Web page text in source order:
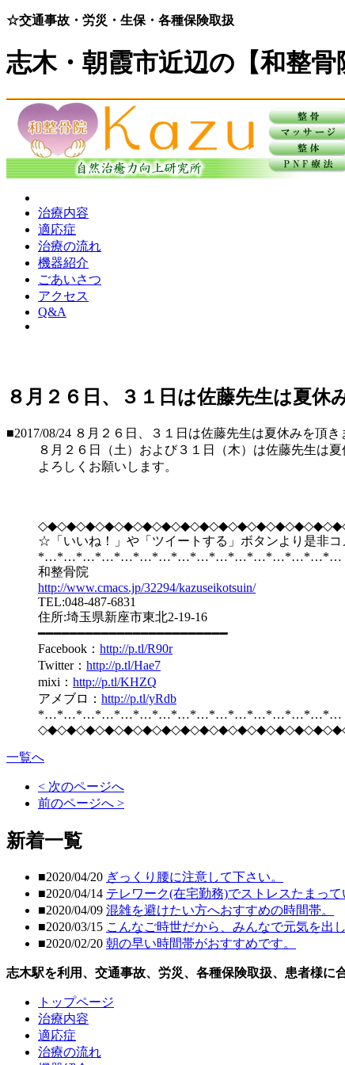
☆交通事故・労災・生保・各種保険取扱
志木・朝霞市近辺の【和整
治療内容
適応症
治療の流れ
機器紹介
ごあいさつ
アクセス
Q&A
８月２６日、３１日は佐藤先生は夏休
■2017/08/24 ８月２６日、３１日は佐藤先生は夏休みを頂き
８月２６日（土）および３１日（木）は佐藤先生は夏
よろしくお願いします。
☆「いいね！」や「ツイートする」ボタンより是非
*…*…*…*…*…*…*…*…*…*…*…*…*…*…*…*…
和整骨院
http://www.cmacs.jp/32294/kazuseikotsuin/
TEL:048-487-6831
住所:埼玉県新座市東北2-19-16
━━━━━━━━━━━━━━━━━━━━━━━━
Facebook： http://p.tl/R90r
Twitter： http://p.tl/Hae7
mixi： http://p.tl/KHZQ
アメブロ： http://p.tl/yRdb
*…*…*…*…*…*…*…*…*…*…*…*…*…*…*…*…
一覧へ
< 次のページへ
前のページへ >
新着一覧
■2020/04/20 ぎっくり腰に注意して下さい。
■2020/04/14 テレワーク(在宅勤務)でストレスたまって
■2020/04/09 混雑を避けたい方へおすすめの時間帯。
■2020/03/15 こんなご時世だから、みんなで元気を出
■2020/02/20 朝の早い時間帯がおすすめです。
志木駅を利用、交通事故、労災、各種保険取扱、患者様に
トップページ
治療内容
適応症
治療の流れ